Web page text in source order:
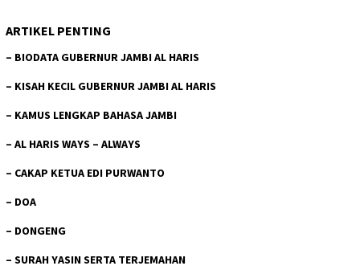
ARTIKEL PENTING
– BIODATA GUBERNUR JAMBI AL HARIS
– KISAH KECIL GUBERNUR JAMBI AL HARIS
– KAMUS LENGKAP BAHASA JAMBI
– AL HARIS WAYS – ALWAYS
– CAKAP KETUA EDI PURWANTO
– DOA
– DONGENG
– SURAH YASIN SERTA TERJEMAHAN